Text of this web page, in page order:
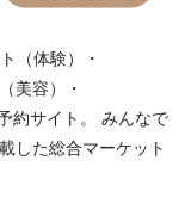
（体験）
・
美容）
・
約サイト。
みんなで
した総合マーケット